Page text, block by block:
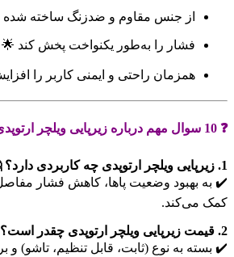
از جنس مقاوم و ضدزنگ ساخته شده
فشار را به‌طور یکنواخت پخش کند 🌟
همزمان راحتی و ایمنی کاربر را
❓ 10 سوال مهم درباره زیرپایی ویلچر ارتوپدی
1. زیرپایی ویلچر ارتوپدی چه کاربردی دارد؟ 🤔
✔️ به بهبود وضعیت پاها، کاهش فشار
کمک می‌کند.
2. قیمت زیرپایی ویلچر ارتوپدی چقدر است؟ 💲
✔️ بسته به نوع (ثابت، قابل تنظیم، تاشو) و